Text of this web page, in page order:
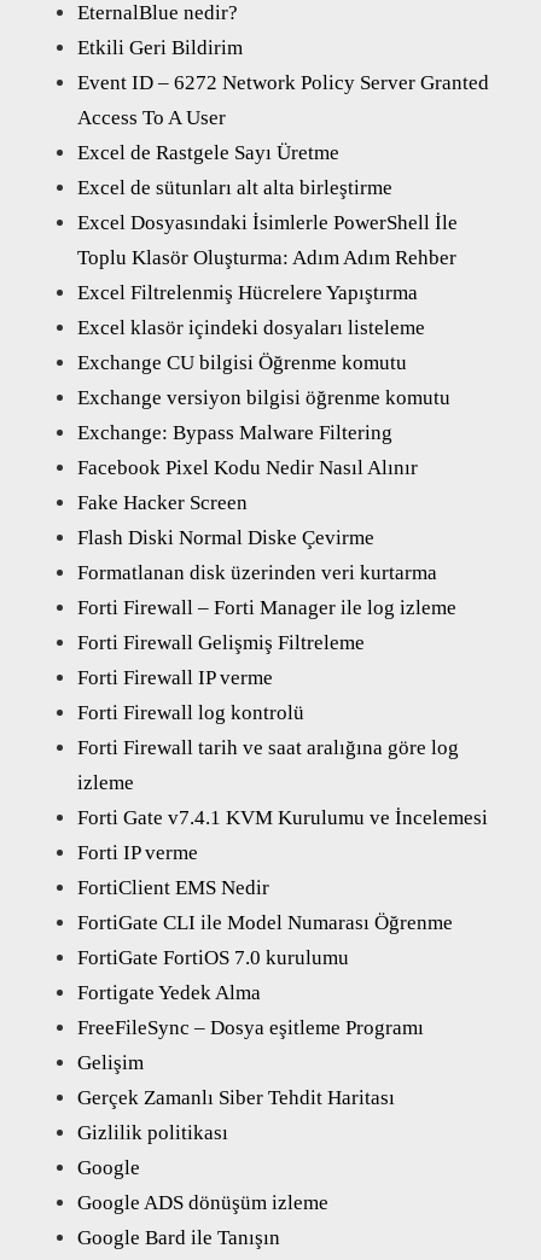
EternalBlue nedir?
Etkili Geri Bildirim
Event ID – 6272 Network Policy Server Granted
Access To A User
Excel de Rastgele Sayı Üretme
Excel de sütunları alt alta birleştirme
Excel Dosyasındaki İsimlerle PowerShell İle
Toplu Klasör Oluşturma: Adım Adım Rehber
Excel Filtrelenmiş Hücrelere Yapıştırma
Excel klasör içindeki dosyaları listeleme
Exchange CU bilgisi Öğrenme komutu
Exchange versiyon bilgisi öğrenme komutu
Exchange: Bypass Malware Filtering
Facebook Pixel Kodu Nedir Nasıl Alınır
Fake Hacker Screen
Flash Diski Normal Diske Çevirme
Formatlanan disk üzerinden veri kurtarma
Forti Firewall – Forti Manager ile log izleme
Forti Firewall Gelişmiş Filtreleme
Forti Firewall IP verme
Forti Firewall log kontrolü
Forti Firewall tarih ve saat aralığına göre log
izleme
Forti Gate v7.4.1 KVM Kurulumu ve İncelemesi
Forti IP verme
FortiClient EMS Nedir
FortiGate CLI ile Model Numarası Öğrenme
FortiGate FortiOS 7.0 kurulumu
Fortigate Yedek Alma
FreeFileSync – Dosya eşitleme Programı
Gelişim
Gerçek Zamanlı Siber Tehdit Haritası
Gizlilik politikası
Google
Google ADS dönüşüm izleme
Google Bard ile Tanışın